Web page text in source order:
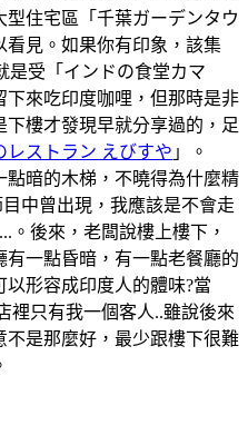
住宅區「千葉ガーデンタウ
看見。如果你有印象，該集
是受「インドの食堂カマ
下來吃印度咖哩，但那時是非
樓才發現早就分享過的，足
レストラン えびすや 」。
暗的木梯，不曉得為什麼精
中曾出現，我應該是不會走
。後來，老闆說樓上樓下，
一點昏暗，有一點老餐廳的
形容成印度人的體味?當
裡只有我一個客人..雖說後來
是那麼好，最少跟樓下很難